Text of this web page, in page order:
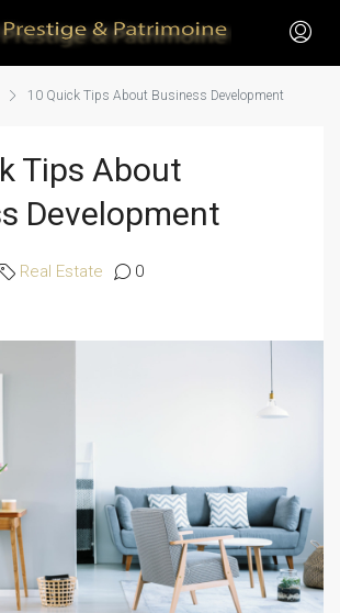
10 Quick Tips About Business Development
Tips About
Development
Real Estate 0